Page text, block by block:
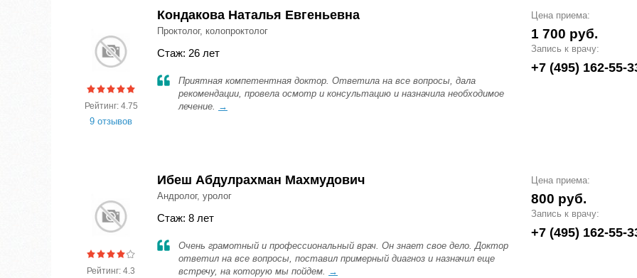
Рейтинг: 4.75
9 отзывов
Кондакова Наталья Евгеньевна
Проктолог, колопроктолог
Стаж: 26 лет
Приятная компетентная доктор. Ответила на все вопросы, дала
рекомендации, провела осмотр и консультацию и назначила необходимое
лечение. →
Цена приема:
1 700 руб.
Запись к врачу:
+7 (495) 162-55-
Рейтинг: 4.3
Ибеш Абдулрахман Махмудович
Андролог, уролог
Стаж: 8 лет
Очень грамотный и профессиональный врач. Он знает свое дело. Доктор
ответил на все вопросы, поставил примерный диагноз и назначил еще
встречу, на которую мы пойдем. →
Цена приема:
800 руб.
Запись к врачу:
+7 (495) 162-55-